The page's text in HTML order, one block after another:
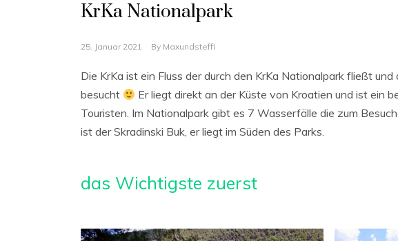
KrKa Nationalpark
25. Januar 2021 By Maxundsteffi
Die KrKa ist ein Fluss der durch den KrKa Nationalpark fließt
besucht
Er liegt direkt an der Küste von Kroatien und ist ein
Touristen. Im Nationalpark gibt es 7 Wasserfälle die zum
ist der Skradinski Buk, er liegt im Süden des Parks.
das Wichtigste zuerst